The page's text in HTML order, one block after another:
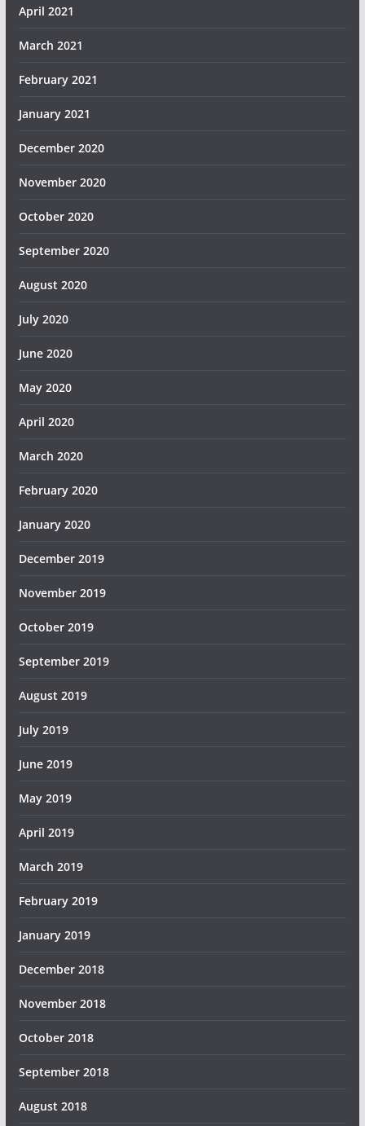
April 2021
March 2021
February 2021
January 2021
December 2020
November 2020
October 2020
September 2020
August 2020
July 2020
June 2020
May 2020
April 2020
March 2020
February 2020
January 2020
December 2019
November 2019
October 2019
September 2019
August 2019
July 2019
June 2019
May 2019
April 2019
March 2019
February 2019
January 2019
December 2018
November 2018
October 2018
September 2018
August 2018